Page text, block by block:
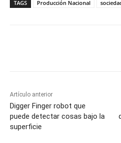
TAGS Producción Nacional
Artículo anterior
Digger Finger robot que
puede detectar cosas bajo la
superficie